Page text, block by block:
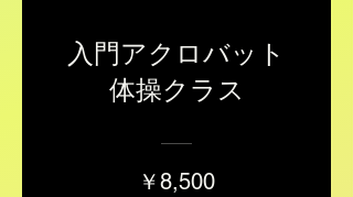
入門アクロバット
体操クラス
￥8,500